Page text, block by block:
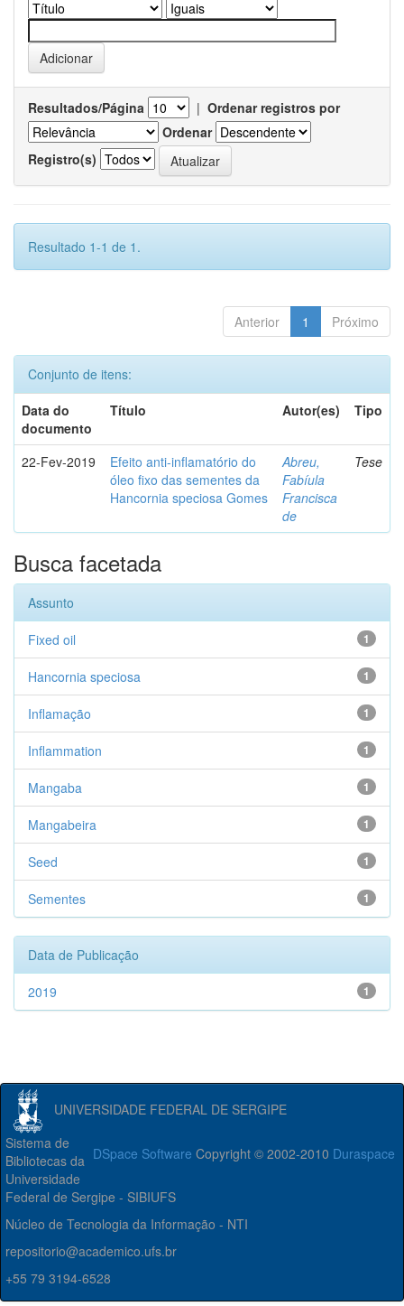
Resultados/Página | Ordenar registros por
Ordenar
Registro(s)
Resultado 1-1 de 1.
Anterior 1 Próximo
Conjunto de itens:
Data do
documento
Título Autor(es) Tipo
22-Fev-2019
Efeito anti-inflamatório do
óleo fixo das sementes da
Hancornia speciosa Gomes
Abreu,
Fabíula
Francisca
de
Tese
Busca facetada
Assunto
1
Fixed oil
1
Hancornia speciosa
1
Inflamação
1
Inflammation
1
Mangaba
1
Mangabeira
1
Seed
1
Sementes
Data de Publicação
1
2019
UNIVERSIDADE FEDERAL DE SERGIPE
DSpace Software Copyright © 2002-2010 Duraspace
Sistema de
Bibliotecas da
Universidade
Federal de Sergipe - SIBIUFS
Núcleo de Tecnologia da Informação - NTI
repositorio@academico.ufs.br
+55 79 3194-6528